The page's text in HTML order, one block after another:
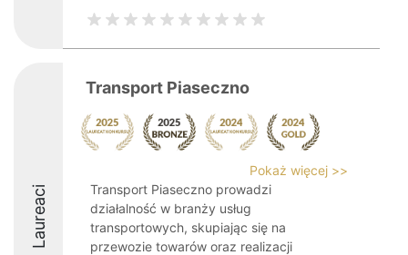
Laureaci
Transport Piaseczno
Pokaż więcej >>
Transport Piaseczno prowadzi
działalność w branży usług
transportowych, skupiając się na
przewozie towarów oraz realizacji